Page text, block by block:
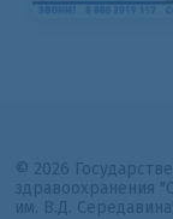
© 2026
здравоохранения
им. В.Д.